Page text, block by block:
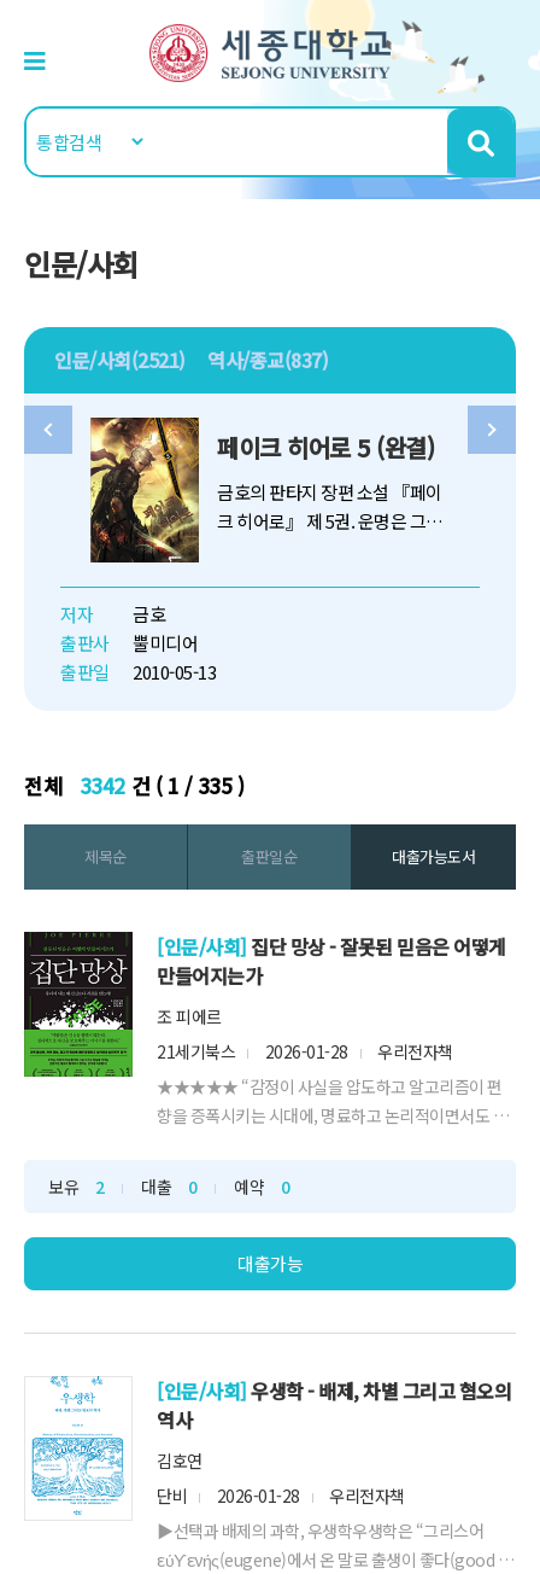
인문/사회
인문/사회(2521) 역사/종교(837)
페이크 히어로 5 (완결)
금호의 판타지 장편 소설 『페이
크 히어로』 제 5권. 운명은 그를
저자
금호
출판사
뿔미디어
출판일
2010-05-13
전체 3342 건 ( 1 / 335 )
제목순 출판일순 대출가능도서
[인문/사회] 집단 망상 - 잘못된 믿음은 어떻게
만들어지는가
조 피에르
21세기북스
2026-01-28
우리전자책
★★★★★ “감정이 사실을 압도하고 알고리즘이 편
향을 증폭시키는 시대에, 명료하고 논리적이면서도 인
계가 아니라 바로 우리의 뇌 속에서 시작된다는 사실을
통렬하게 일깨운다. 뇌과학자로서, 더없이 동의한다.”
_정재승, KAIST 뇌인지과학과 교수★ 김경일 교수, 정
재승 교수 강력 추천! ★★ 〈뉴욕타임스〉...
보유 2 대출 0 예약 0
대출가능
[인문/사회]우생학 - 배제, 차별 그리고 혐오의
역사
김호연
단비
2026-01-28
우리전자책
▶선택과 배제의 과학, 우생학우생학은 “그리스어
εύϒενής(eugene)에서 온 말로 출생이 좋다(good in